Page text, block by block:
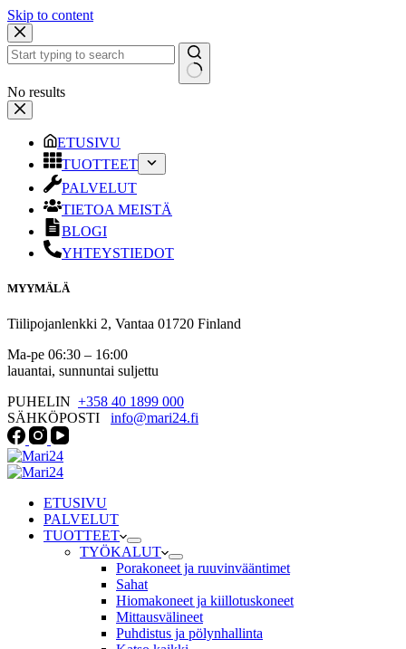
Skip to content
No results
ETUSIVU
TUOTTEET
PALVELUT
TIETOA MEISTÄ
BLOGI
YHTEYSTIEDOT
MYYMÄLÄ
Tiilipojanlenkki 2, Vantaa 01720 Finland
Ma-pe 06:30 – 16:00
lauantai, sunnuntai suljettu
PUHELIN +358 40 1899 000
SÄHKÖPOSTI info@mari24.fi
ETUSIVU
PALVELUT
TUOTTEET
TYÖKALUT
Porakoneet ja ruuvinvääntimet
Sahat
Hiomakoneet ja kiillotuskoneet
Mittausvälineet
Puhdistus ja pölynhallinta